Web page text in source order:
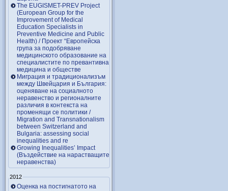
The EUGISMET-PREV Project
(European Group for the
Improvement of Medical
Education Specialists in
Preventive Medicine and Public
Health) / Проект “Европейска
група за подобряване
медицинското образование на
специалистите по превантивна
медицина и обществе
Миграция и традиционализъм
между Швейцария и България:
оценяване на социалното
неравенство и регионалните
различия в контекста на
променящи се политики /
Migration and Transnationalism
between Switzerland and
Bulgaria: assessing social
inequalities and re
Growing Inequalities’ Impact
(Въздействие на нарастващите
неравенства)
2012
Оценка на постигнатото на